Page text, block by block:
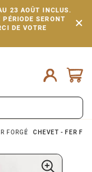
23 AOÛT INCLUS.
SERONT
DE VOTRE
FORGÉ CHEVET - FER